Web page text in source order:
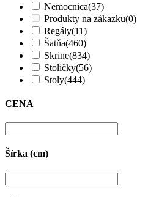
Nemocnica(37)
Produkty na zákazku(0)
Regály(11)
Šatňa(460)
Skrine(834)
Stoličky(56)
Stoly(444)
CENA
Šírka (cm)